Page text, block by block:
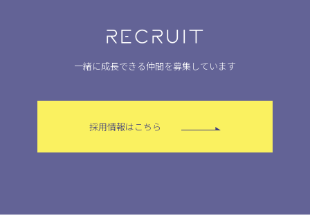
RECRUIT
一緒に成長できる仲間を募集しています
採用情報はこちら